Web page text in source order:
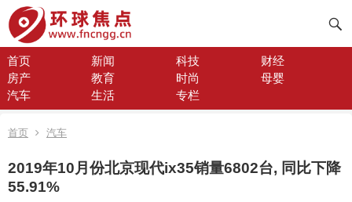
首页 新闻 科技
财经
房产
教育 时尚
母婴
汽车
生活 专栏
首页 汽车
2019年10月份北京现代ix35销量6802台, 同比下降
55.91%